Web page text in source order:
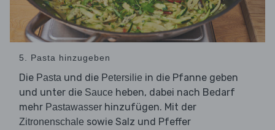
5. Pasta hinzugeben
Die Pasta und die Petersilie in die Pfanne geben
und unter die Sauce heben, dabei nach Bedarf
mehr Pastawasser hinzufügen. Mit der
Zitronenschale sowie Salz und Pfeffer